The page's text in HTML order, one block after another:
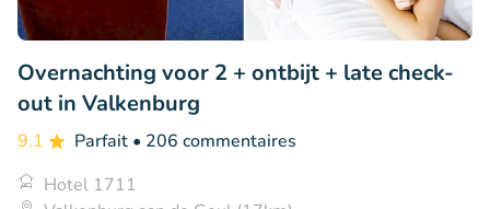
Overnachting voor 2 + ontbijt + late check-
out in Valkenburg
9.1 Parfait • 206 commentaires
Hotel 1711